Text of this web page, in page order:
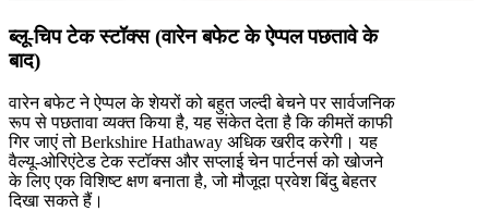
ब्लू-चिप टेक स्टॉक्स (वारेन बफेट के ऐप्पल पछतावे के
बाद)
वारेन बफेट ने ऐप्पल के शेयरों को बहुत जल्दी बेचने पर सार्वजनिक
रूप से पछतावा व्यक्त किया है, यह संकेत देता है कि कीमतें काफी
गिर जाएं तो Berkshire Hathaway अधिक खरीद करेगी। यह
वैल्यू-ओरिएंटेड टेक स्टॉक्स और सप्लाई चेन पार्टनर्स को खोजने
के लिए एक विशिष्ट क्षण बनाता है, जो मौजूदा प्रवेश बिंदु बेहतर
दिखा सकते हैं।